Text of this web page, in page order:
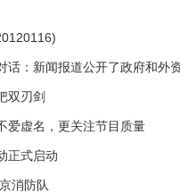
话：新闻报道公开了政府和外
双刃剑
爱虚名，更关注节目质量
正式启动
消防队